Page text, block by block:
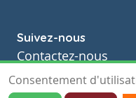
Suivez-nous
Contactez-nous
Soutien scolaire
Notre page
Consentement